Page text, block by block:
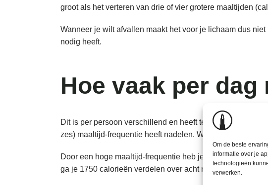
Om de beste
informatie over je
technologieën
verwerken.
groot als het verteren van drie of vier grotere maaltijden
Wanneer je wilt afvallen maakt het voor je lichaam dus
nodig heeft.
Hoe vaak per dag
Dit is per persoon verschillend en heeft te maken met
zes) maaltijd-frequentie heeft nadelen. Wij raden aan om
Door een hoge maaltijd-frequentie heb je per maaltijd
ga je 1750 calorieën verdelen over acht maaltijden en bij